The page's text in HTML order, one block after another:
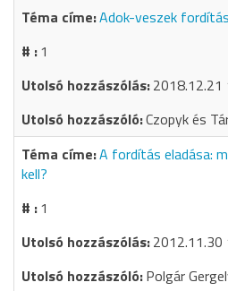
Adok-veszek fordítás
1
2018.12.21
Czopyk és
A fordítás eladása:
kell?
1
2012.11.30
Polgár